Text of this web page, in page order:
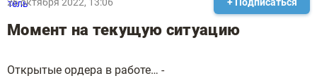
Момент на текущую ситуацию
Открытые ордера в работе… -